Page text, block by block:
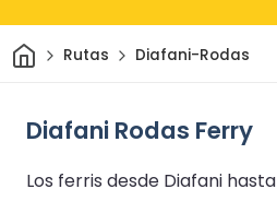
InicioRutas Diafani-Rodas
Diafani Rodas Ferry
Los ferris desde Diafani